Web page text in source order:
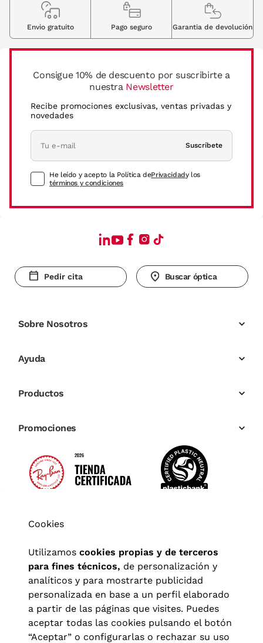
Consigue 10% de descuento por suscribirte a
nuestra Newsletter
Recibe promociones exclusivas, ventas privadas y
novedades
Suscríbete
He leído y acepto la Política dePrivacidady los
términos y condiciones
Envio gratuito Pago seguro Garantia de devolución
Pedir cita Buscar óptica
Sobre Nosotros
Ayuda
Productos
Promociones
Cookies
Utilizamos cookies propias y de terceros
para fines técnicos, de personalización y
analíticos y para mostrarte publicidad
personalizada en base a un perfil elaborado
a partir de las páginas que visites. Puedes
aceptar todas las cookies pulsando el botón
“Aceptar” o configurarlas o rechazar su uso